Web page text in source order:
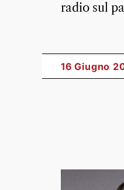
radio sul
16 Giugno